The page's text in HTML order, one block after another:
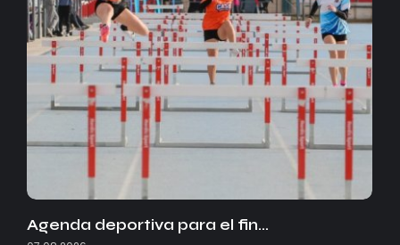
Agenda deportiva para el fin…